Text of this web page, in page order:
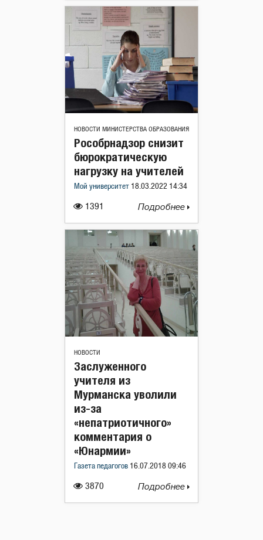
НОВОСТИ МИНИСТЕРСТВА ОБРАЗОВАНИЯ
1391
Рособрнадзор снизит
бюрократическую
нагрузку на учителей
Мой университет 18.03.2022 14:34
Подробнее
НОВОСТИ
3870
Заслуженного
учителя из
Мурманска уволили
из-за
«непатриотичного»
комментария о
«Юнармии»
Газета педагогов 16.07.2018 09:46
Подробнее